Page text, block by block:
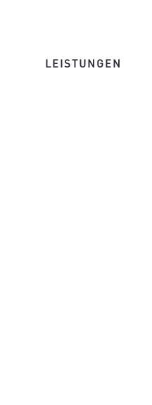
LEISTUNGEN